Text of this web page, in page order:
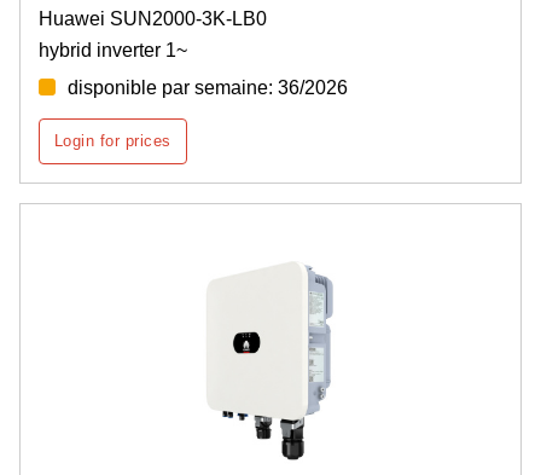
Huawei SUN2000-3K-LB0
hybrid inverter 1~
disponible par semaine: 36/2026
Login for prices